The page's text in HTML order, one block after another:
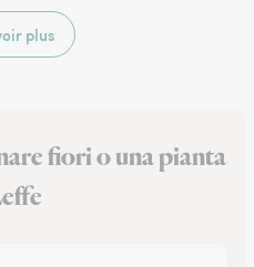
plus
fiori o una pianta